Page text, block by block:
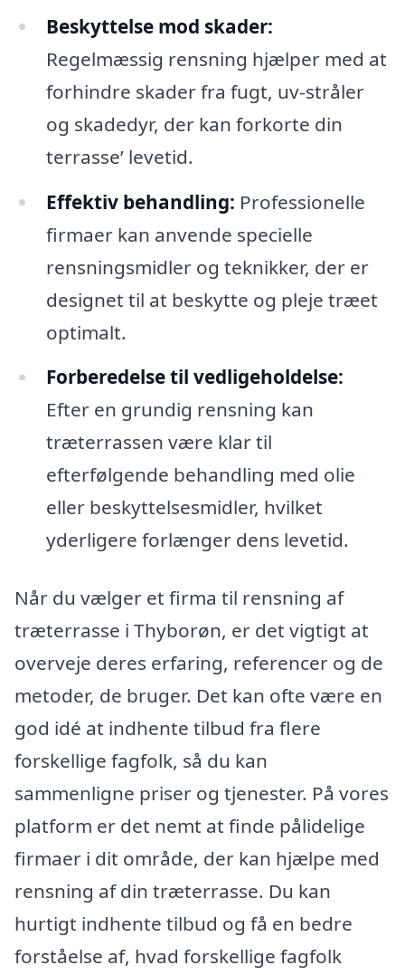
Beskyttelse mod skader:
Regelmæssig rensning hjælper med at
forhindre skader fra fugt, uv-stråler
og skadedyr, der kan forkorte din
terrasse’ levetid.
Effektiv behandling: Professionelle
firmaer kan anvende specielle
rensningsmidler og teknikker, der er
designet til at beskytte og pleje træet
optimalt.
Forberedelse til vedligeholdelse:
Efter en grundig rensning kan
træterrassen være klar til
efterfølgende behandling med olie
eller beskyttelsesmidler, hvilket
yderligere forlænger dens levetid.
Når du vælger et firma til rensning af
træterrasse i Thyborøn, er det vigtigt at
overveje deres erfaring, referencer og de
metoder, de bruger. Det kan ofte være en
god idé at indhente tilbud fra flere
forskellige fagfolk, så du kan
sammenligne priser og tjenester. På vores
platform er det nemt at finde pålidelige
firmaer i dit område, der kan hjælpe med
rensning af din træterrasse. Du kan
hurtigt indhente tilbud og få en bedre
forståelse af, hvad forskellige fagfolk